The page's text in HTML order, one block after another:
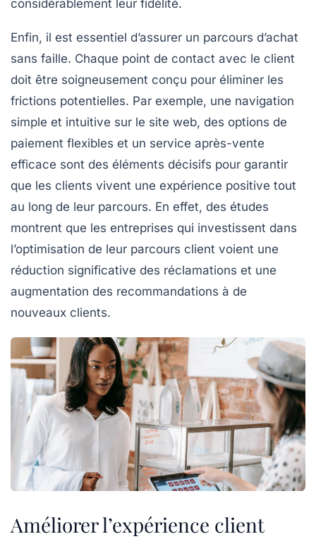
considérablement leur fidélité.
Enfin, il est essentiel d’assurer un parcours d’achat
sans faille. Chaque point de contact avec le client
doit être soigneusement conçu pour éliminer les
frictions potentielles. Par exemple, une navigation
simple et intuitive sur le site web, des options de
paiement flexibles et un service après-vente
efficace sont des éléments décisifs pour garantir
que les clients vivent une expérience positive tout
au long de leur parcours. En effet, des études
montrent que les entreprises qui investissent dans
l’optimisation de leur parcours client voient une
réduction significative des réclamations et une
augmentation des recommandations à de
nouveaux clients.
Améliorer l’expérience client